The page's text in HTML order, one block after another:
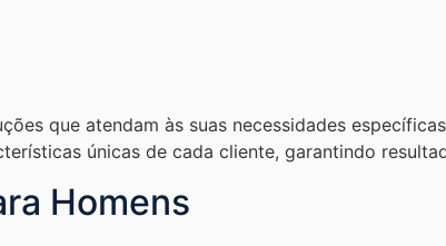
que atendam às suas necessidades
únicas de cada cliente, garantindo
Homens